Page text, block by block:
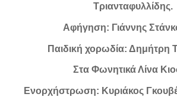
Τριανταφυλλίδης.
Aφήγηση: Γιάννης
Παιδική χορωδία: Δημήτρη
Στα Φωνητικά Λίνα
Ενορχήστρωση: Κυριάκος